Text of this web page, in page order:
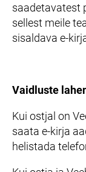
saadetavatest
sellest meile
sisaldava e-
Vaidluste
Kui ostjal on
saata e-kirja
helistada